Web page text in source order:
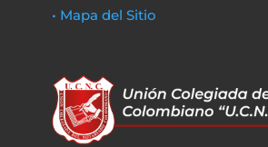
• Mapa del Sitio